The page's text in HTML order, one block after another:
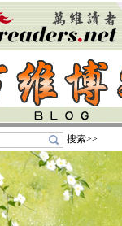
搜索>>